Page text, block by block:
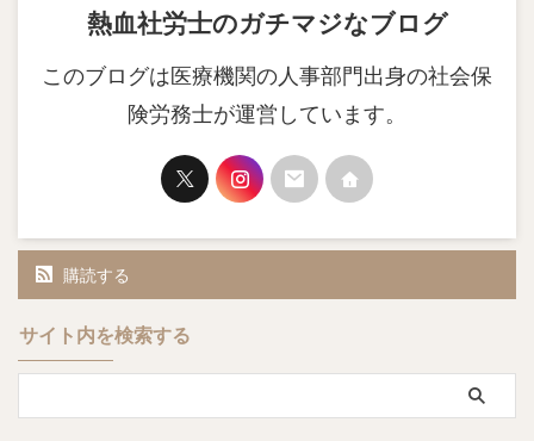
熱血社労士のガチマジなブログ
このブログは医療機関の人事部門出身の社会保
険労務士が運営しています。
購読する
サイト内を検索する